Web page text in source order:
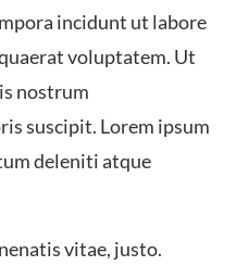
incidunt ut labore
voluptatem. Ut
nostrum
suscipit. Lorem ipsum
deleniti atque
vitae, justo.